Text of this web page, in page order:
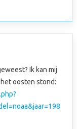
Ik kan mij
oosten stond: